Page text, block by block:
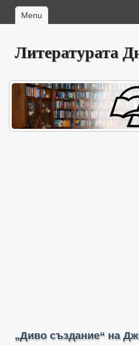
Menu
Литературата
„Диво създание“ на